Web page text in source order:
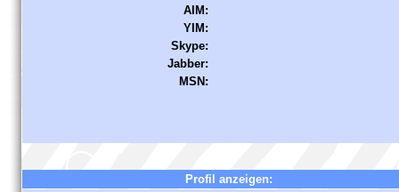
AIM:
YIM:
Skype:
Jabber:
MSN:
Profil anzeigen: